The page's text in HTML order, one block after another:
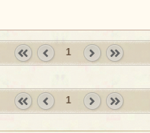
first prev
1
›
»
1